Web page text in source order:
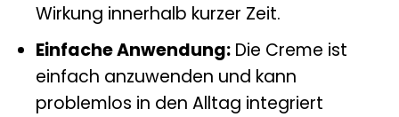
Wirkung innerhalb kurzer Zeit.
Einfache Anwendung:Die Creme ist
einfach anzuwenden und kann
problemlos in den Alltag integriert